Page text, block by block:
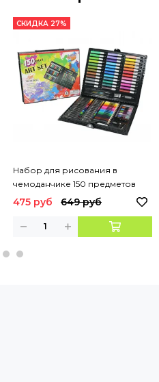
СКИДКА 27%
Набор для рисования в
чемоданчике 150 предметов
475 руб 649 руб